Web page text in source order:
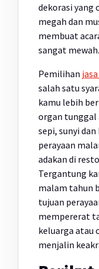
dekorasi yang
megah dan
membuat
sangat mewah.
Pemilihan
salah satu
kamu lebih
organ tunggal
sepi, sunyi
perayaan
adakan di
Tergantung
malam tahun
tujuan
mempererat
keluarga atau
menjalin